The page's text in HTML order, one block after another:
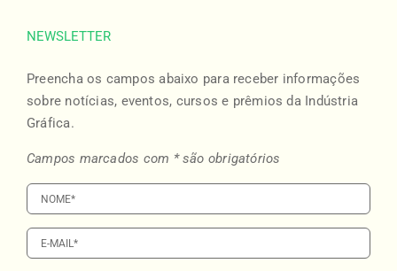
NEWSLETTER
Preencha os campos abaixo para receber informações
sobre notícias, eventos, cursos e prêmios da Indústria
Gráfica.
Campos marcados com * são obrigatórios